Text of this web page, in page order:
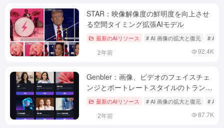
STAR：映像解像度の鮮明度を向上させ
る空間タイミング拡張AIモデル
最新のAIリソース # AI 画像の拡大と復元 # AI
2年前 92.4K
Genbler：画像、ビデオのフェイスチェ
ンジとポートレートスタイルのトランジ
ションのためのAIクリエイティブツール
最新のAIリソース # AI 画像の拡大と復元 # AI
2年前 87.7K